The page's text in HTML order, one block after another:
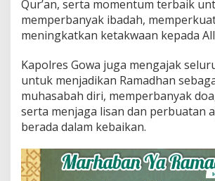
a
t
S
c
i
a
n
H
t
i
Qur’an, serta momentum terbaik
memperbanyak ibadah,
meningkatkan ketakwaan kepada
Kapolres Gowa juga mengajak
untuk menjadikan Ramadhan
muhasabah diri, memperbanyak
serta menjaga lisan dan perbuatan
berada dalam kebaikan.